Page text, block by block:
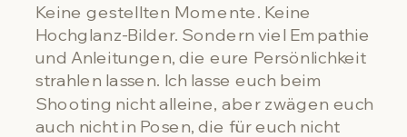
Keine gestellten Momente. Keine
Hochglanz-Bilder. Sondern viel Empathie
und Anleitungen, die eure Persönlichkeit
strahlen lassen. Ich lasse euch beim
Shooting nicht alleine, aber zwägen euch
auch nicht in Posen, die für euch nicht